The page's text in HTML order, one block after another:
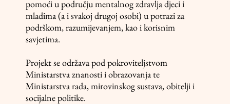
pomoći u području mentalnog zdravlja djeci i
mladima (a i svakoj drugoj osobi) u potrazi za
podrškom, razumijevanjem, kao i korisnim
savjetima.
Projekt se održava pod pokroviteljstvom
Ministarstva znanosti i obrazovanja te
Ministarstva rada, mirovinskog sustava, obitelji i
socijalne politike.